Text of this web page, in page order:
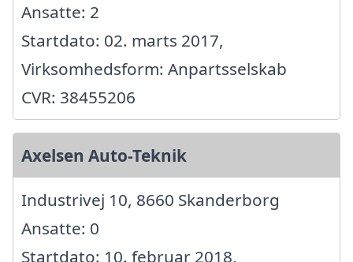
Ansatte: 2
Startdato: 02. marts 2017,
Virksomhedsform: Anpartsselskab
CVR: 38455206
Axelsen Auto-Teknik
Industrivej 10, 8660 Skanderborg
Ansatte: 0
Startdato: 10. februar 2018,